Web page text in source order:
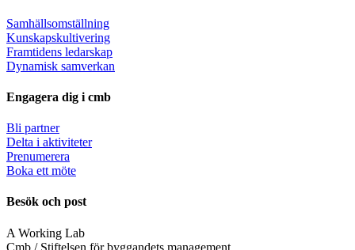
Samhällsomställning
Kunskapskultivering
Framtidens ledarskap
Dynamisk samverkan
Engagera dig i cmb
Bli partner
Delta i aktiviteter
Prenumerera
Boka ett möte
Besök och post
A Working Lab
Cmb / Stiftelsen för byggandets management